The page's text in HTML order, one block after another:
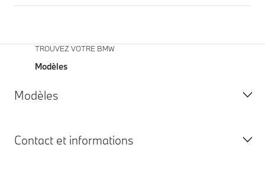
TROUVEZ VOTRE BMW
Modèles
Modèles
Tous les modèles
Contact et informations